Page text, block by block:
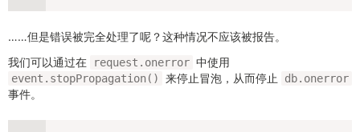
……但是错误被完全处理了呢？这种情况不应该被报告。
我们可以通过在
request.onerror 中使用
event.stopPropagation() 来停止冒泡，从而停止 db.onerror
事件。